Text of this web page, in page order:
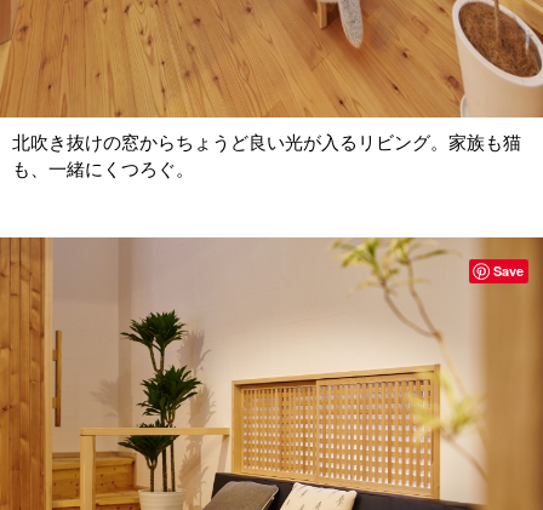
北吹き抜けの窓からちょうど良い光が入るリビング。家族も猫
も、一緒にくつろぐ。
Save